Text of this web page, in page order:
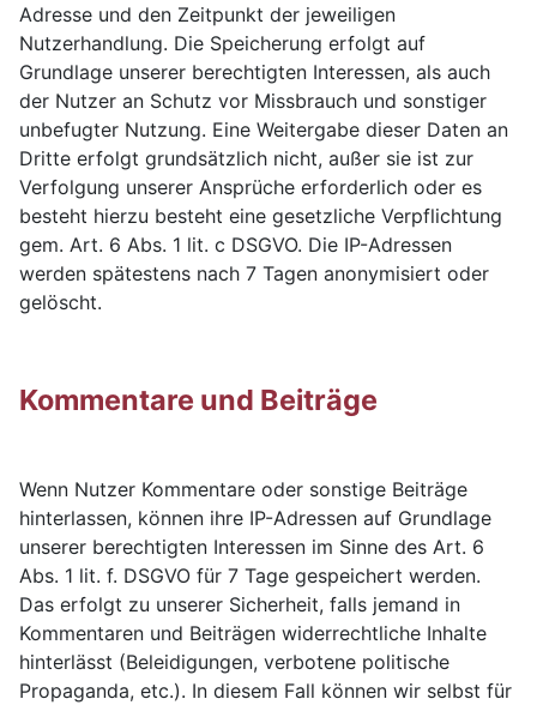
Adresse und den Zeitpunkt der jeweiligen
Nutzerhandlung. Die Speicherung erfolgt auf
Grundlage unserer berechtigten Interessen, als auch
der Nutzer an Schutz vor Missbrauch und sonstiger
unbefugter Nutzung. Eine Weitergabe dieser Daten an
Dritte erfolgt grundsätzlich nicht, außer sie ist zur
Verfolgung unserer Ansprüche erforderlich oder es
besteht hierzu besteht eine gesetzliche Verpflichtung
gem. Art. 6 Abs. 1 lit. c DSGVO. Die IP-Adressen
werden spätestens nach 7 Tagen anonymisiert oder
gelöscht.
Kommentare und Beiträge
Wenn Nutzer Kommentare oder sonstige Beiträge
hinterlassen, können ihre IP-Adressen auf Grundlage
unserer berechtigten Interessen im Sinne des Art. 6
Abs. 1 lit. f. DSGVO für 7 Tage gespeichert werden.
Das erfolgt zu unserer Sicherheit, falls jemand in
Kommentaren und Beiträgen widerrechtliche Inhalte
hinterlässt (Beleidigungen, verbotene politische
Propaganda, etc.). In diesem Fall können wir selbst für